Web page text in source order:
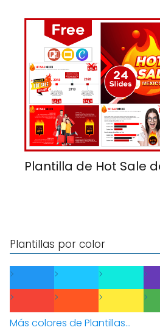
Plantilla de Hot Sale
Plantillas por color
Más colores de Plantillas...